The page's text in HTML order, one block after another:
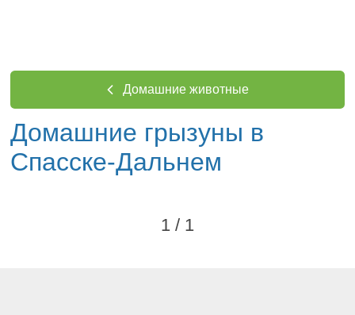
Домашние животные
Домашние грызуны в
Спасске-Дальнем
1 / 1